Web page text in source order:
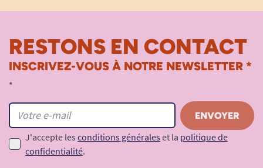
RESTONS EN CONTACT
INSCRIVEZ-VOUS À NOTRE NEWSLETTER *
*
J'accepte les conditions générales et la politique de
confidentialité.